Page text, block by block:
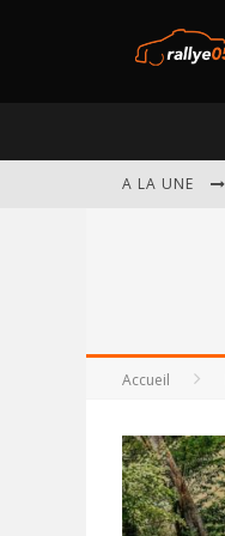
A LA UNE
Accueil